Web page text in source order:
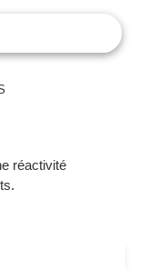
réactivité